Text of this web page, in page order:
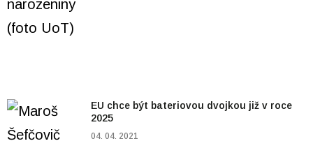
EU chce být bateriovou dvojkou již v roce
2025
04. 04. 2021